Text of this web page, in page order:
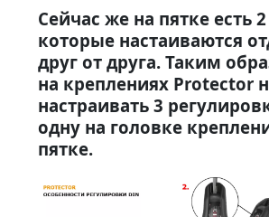
Сейчас же на пятке есть
которые настаиваются
друг от друга. Таким
на креплениях Protector
настраивать 3
одну на головке
пятке.